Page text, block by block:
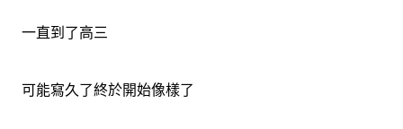
一直到了高三
可能寫久了終於開始像樣了